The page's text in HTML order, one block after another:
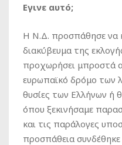
Εγινε αυτό;
Η Ν.Δ. προσπάθησε να
διακύβευμα της
προχωρήσει μπροστά
ευρωπαϊκό δρόμο των
θυσίες των Ελλήνων ή
όπου ξεκινήσαμε
και τις παράλογες
προσπάθεια συνδέθηκε